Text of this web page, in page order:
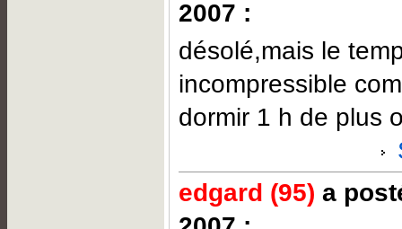
2007 :
désolé,mais le
incompressible
dormir 1 h de plus
edgard (95) a